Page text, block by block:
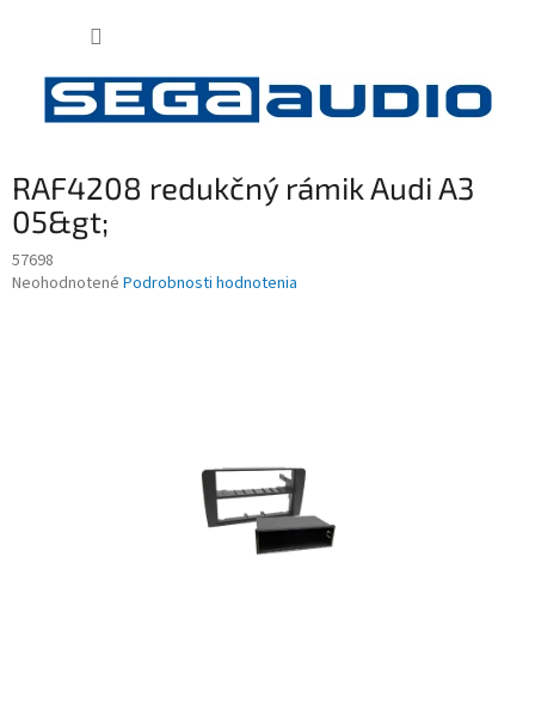
RAF4208 redukčný rámik Audi A3
05&gt;
57698
Priemerné
Neohodnotené Podrobnosti hodnotenia